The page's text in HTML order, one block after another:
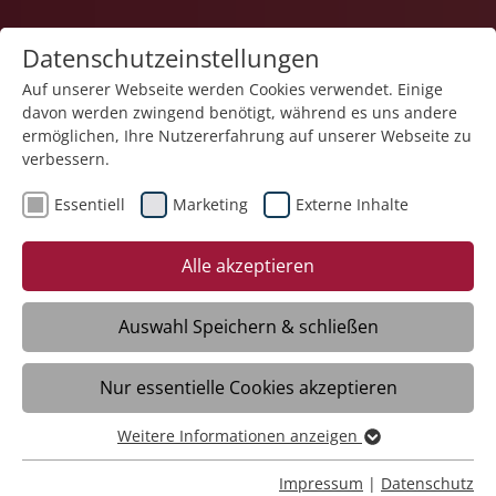
27.02.2026
Rekordspende von 2.500
Euro: RAZ und MGS
unterstützen Partnerschule
in Uganda
Ulm – Mit außergewöhnlichem
Engagement haben das Regionale
Datenschutzeinstellungen
Auf unserer Webseite werden Cookies verwendet. Einige
davon werden zwingend benötigt, während es uns andere
ermöglichen, Ihre Nutzererfahrung auf unserer Webseite zu
verbessern.
Essentiell Marketing Externe Inhalte
Alle akzeptieren
Auswahl Speichern & schließen
Nur essentielle Cookies akzeptieren
Essentiell
Essentielle Cookies werden für grundlegende Funktionen
Weitere Informationen anzeigen
Impressum | Datenschutz